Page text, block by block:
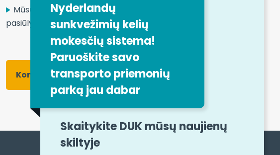
Nyderlandų
sunkvežimių kelių
mokesčių sistema!
Paruoškite savo
transporto priemonių
parką jau dabar
Skaitykite DUK mūsų naujienų
skiltyje
Mūsų darbo
pasiūlymai
Kontaktinė forma